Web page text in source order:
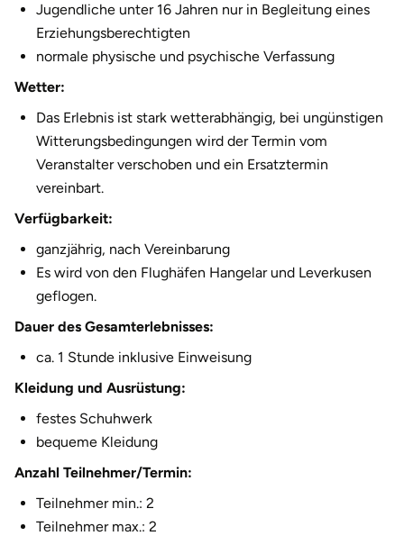
Jugendliche unter 16 Jahren nur in Begleitung eines
Erziehungsberechtigten
normale physische und psychische Verfassung
Wetter:
Das Erlebnis ist stark wetterabhängig, bei ungünstigen
Witterungsbedingungen wird der Termin vom
Veranstalter verschoben und ein Ersatztermin
vereinbart.
Verfügbarkeit:
ganzjährig, nach Vereinbarung
Es wird von den Flughäfen Hangelar und Leverkusen
geflogen.
Dauer des Gesamterlebnisses:
ca. 1 Stunde inklusive Einweisung
Kleidung und Ausrüstung:
festes Schuhwerk
bequeme Kleidung
Anzahl Teilnehmer/Termin:
Teilnehmer min.: 2
Teilnehmer max.: 2
Herzogtum Lauenburg
Homburg
Ibbenbüren
Ingolstadt
Kamp-Lintfort
Kassel
Kempten
Kerken